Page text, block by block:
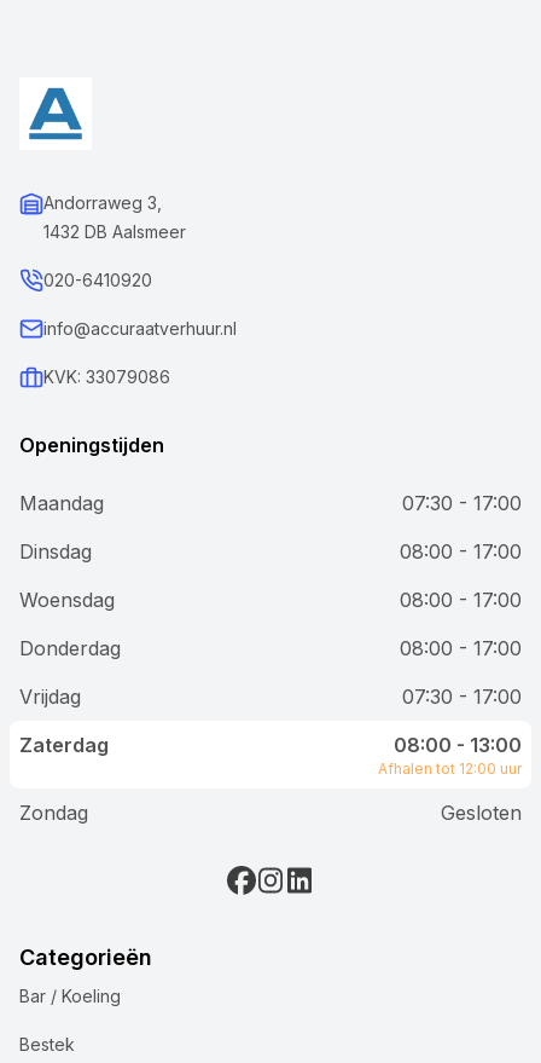
Andorraweg 3,
1432 DB Aalsmeer
020-6410920
info@accuraatverhuur.nl
KVK: 33079086
Openingstijden
Maandag
07:30 - 17:00
Dinsdag
08:00 - 17:00
Woensdag
08:00 - 17:00
Donderdag
08:00 - 17:00
Vrijdag
07:30 - 17:00
Zaterdag
08:00 - 13:00
Afhalen tot 12:00 uur
Zondag Gesloten
Categorieën
Bar / Koeling
Bestek